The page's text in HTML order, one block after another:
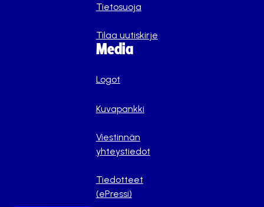
Tietosuoja
Tilaa uutiskirje
Media
Logot
Kuvapankki
Viestinnän
yhteystiedot
Tiedotteet
(ePressi)